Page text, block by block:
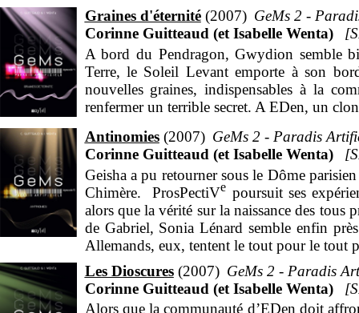
Graines d'éternité 2007
GeMs 2 -
Corinne Guitteaud (et Isabelle Wenta)
A bord du Pendragon, Gwydion semble
Terre, le Soleil Levant emporte à son
nouvelles graines, indispensables à la
renfermer un terrible secret. A EDen, un
Antinomies 2007
GeMs 2 - Paradis
Corinne Guitteaud (et Isabelle Wenta)
Geisha a pu retourner sous le Dôme
Chimère. ProsPectiVe poursuit ses
alors que la vérité sur la naissance des tous
de Gabriel, Sonia Lénard semble enfin
Allemands, eux, tentent le tout pour le tout
Les Dioscures 2007
GeMs 2 - Paradis
Corinne Guitteaud (et Isabelle Wenta)
Alors que la communauté d’EDen doit